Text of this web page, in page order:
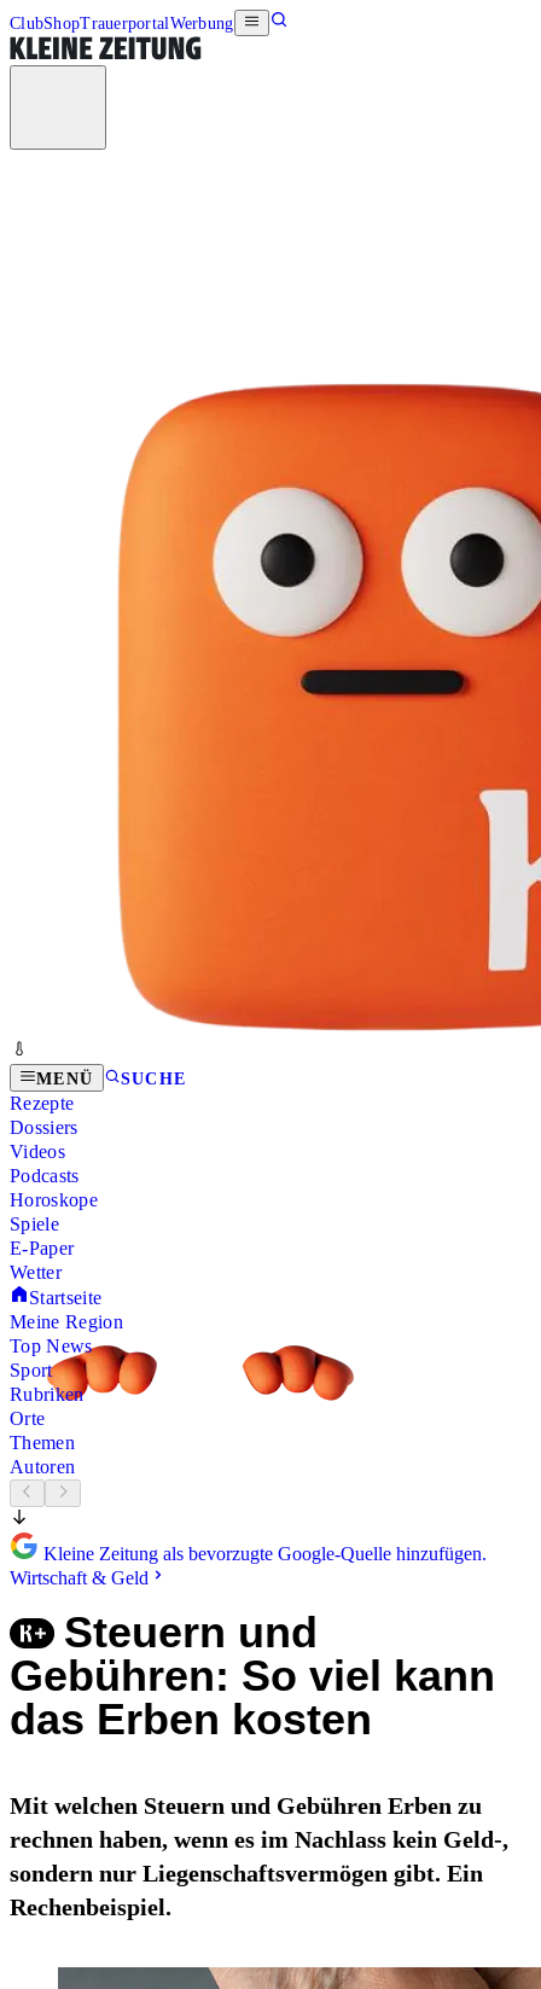
ClubShopTrauerportalWerbung
MENÜ SUCHE
Rezepte
Dossiers
Videos
Podcasts
Horoskope
Spiele
E-Paper
Wetter
Startseite
Meine Region
Top News
Sport
Rubriken
Orte
Themen
Autoren
Kleine Zeitung als bevorzugte Google-Quelle hinzufügen.
Wirtschaft & Geld
Steuern und
Gebühren: So viel kann
das Erben kosten
Mit welchen Steuern und Gebühren Erben zu
rechnen haben, wenn es im Nachlass kein Geld-,
sondern nur Liegenschaftsvermögen gibt. Ein
Rechenbeispiel.